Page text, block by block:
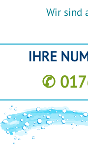
Wir sind
IHRE
✆